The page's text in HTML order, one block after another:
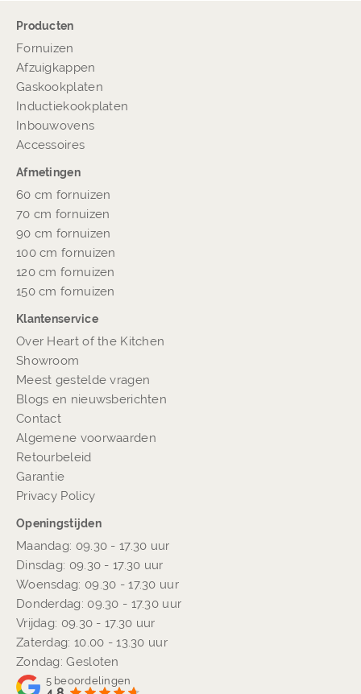
Producten
Fornuizen
Afzuigkappen
Gaskookplaten
Inductiekookplaten
Inbouwovens
Accessoires
Afmetingen
60 cm fornuizen
70 cm fornuizen
90 cm fornuizen
100 cm fornuizen
120 cm fornuizen
150 cm fornuizen
Klantenservice
Over Heart of the Kitchen
Showroom
Meest gestelde vragen
Blogs en nieuwsberichten
Contact
Algemene voorwaarden
Retourbeleid
Garantie
Privacy Policy
Openingstijden
Maandag: 09.30 - 17.30 uur
Dinsdag: 09.30 - 17.30 uur
Woensdag: 09.30 - 17.30 uur
Donderdag: 09.30 - 17.30 uur
Vrijdag: 09.30 - 17.30 uur
Zaterdag: 10.00 - 13.30 uur
Zondag: Gesloten
5beoordelingen